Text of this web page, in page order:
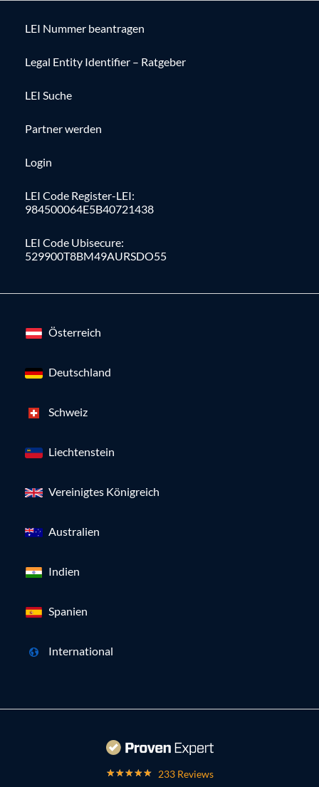
LEI Nummer beantragen
Legal Entity Identifier – Ratgeber
LEI Suche
Partner werden
Login
LEI Code Register-LEI:
984500064E5B40721438
LEI Code Ubisecure:
529900T8BM49AURSDO55
Österreich
Deutschland
Schweiz
Liechtenstein
Vereinigtes Königreich
Australien
Indien
Spanien
International
233 Reviews